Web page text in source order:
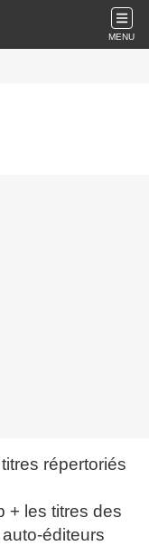
MENU
répertoriés
+ les titres des
éditeurs